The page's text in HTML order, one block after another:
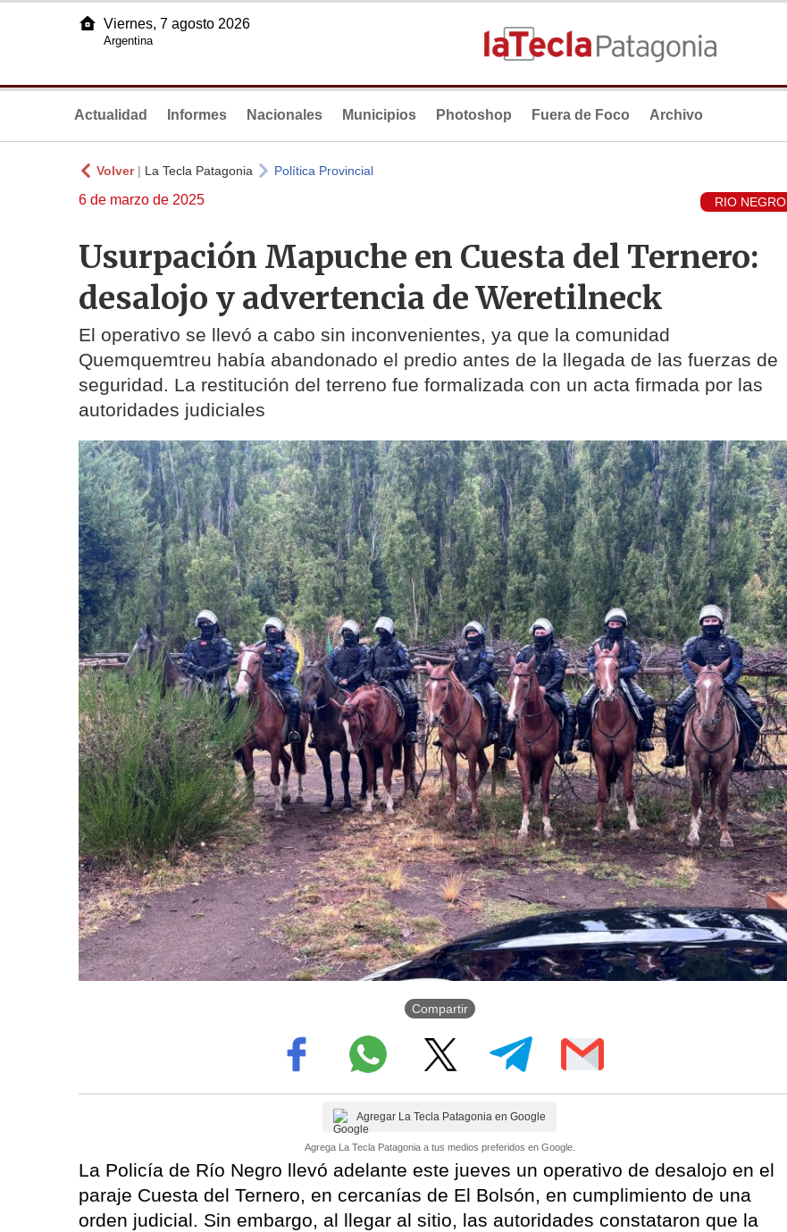
Viernes, 7 agosto 2026
Argentina
Actualidad Informes Nacionales Municipios Photoshop Fuera de Foco Archivo
Volver| La Tecla Patagonia Política Provincial
6 de marzo de 2025 RIO NEGRO
Usurpación Mapuche en Cuesta del Ternero:
desalojo y advertencia de Weretilneck
El operativo se llevó a cabo sin inconvenientes, ya que la comunidad
Quemquemtreu había abandonado el predio antes de la llegada de las fuerzas de
seguridad. La restitución del terreno fue formalizada con un acta firmada por las
autoridades judiciales
Compartir
Agregar La Tecla Patagonia en Google
Agrega La Tecla Patagonia a tus medios preferidos en Google.
La Policía de Río Negro llevó adelante este jueves un operativo de desalojo en el
paraje Cuesta del Ternero, en cercanías de El Bolsón, en cumplimiento de una
orden judicial. Sin embargo, al llegar al sitio, las autoridades constataron que la